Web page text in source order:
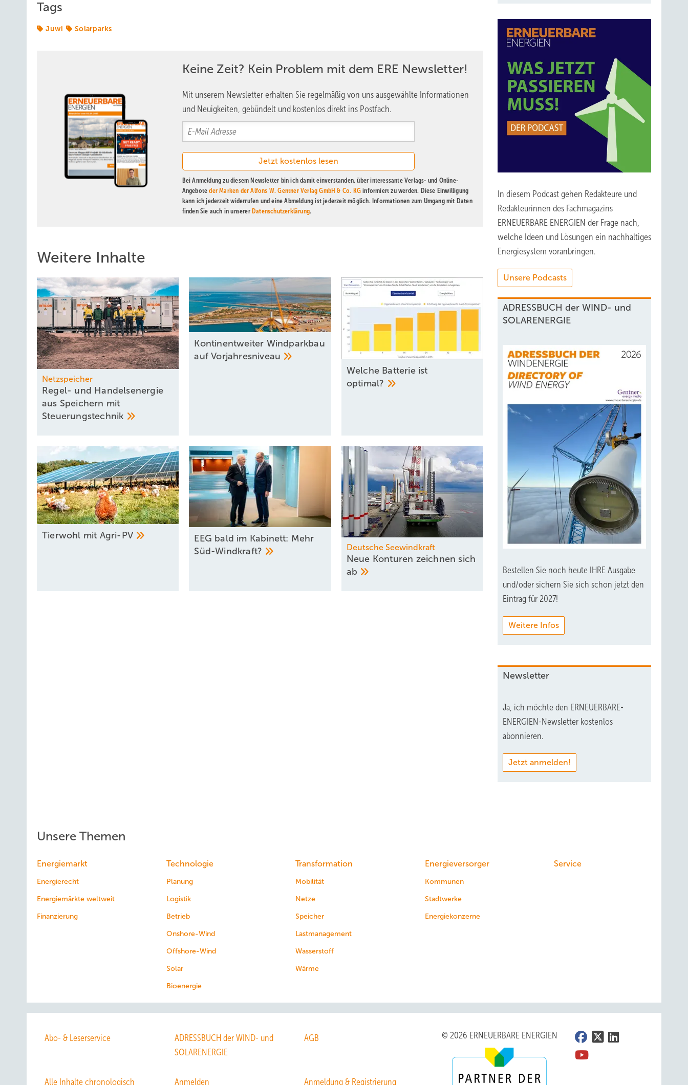
Tags
Juwi Solarparks
Keine Zeit? Kein Problem mit dem ERE Newsletter!
Mit unserem Newsletter erhalten Sie regelmäßig von uns ausgewählte Informationen
und Neuigkeiten, gebündelt und kostenlos direkt ins Postfach.
Bei Anmeldung zu diesem Newsletter bin ich damit einverstanden, über interessante Verlags- und Online-
Angeboteder Marken der Alfons W. Gentner Verlag GmbH & Co. KG informiert zu werden. Diese Einwilligung
kann ich jederzeit widerrufen und eine Abmeldung ist jederzeit möglich. Informationen zum Umgang mit Daten
finden Sie auch in unserer Datenschutzerklärung.
Weitere Inhalte
Netzspeicher
Regel- und Handels­energie
aus Speichern mit
Steuerungstechnik
Kontinentweiter Windparkbau
aufVorjahresniveau
Welche Batterie ist
optimal?
Tierwohl mit ­Agri-PV
EEG bald im Kabinett: Mehr
Süd-Windkraft?
Deutsche Seewindkraft
Neue Konturen zeichnen sich
ab
In diesem Podcast gehen Redakteure und
Redakteurinnen des Fachmagazins
ERNEUERBARE ENERGIEN der Frage nach,
welche Ideen und Lösungen ein nachhaltiges
Energiesystem voranbringen.
Unsere Podcasts
ADRESSBUCH der WIND- und
SOLARENERGIE
Bestellen Sie noch heute IHRE Ausgabe
und/oder sichern Sie sich schon jetzt den
Eintrag für 2027!
Weitere Infos
Newsletter
Ja, ich möchte den ERNEUERBARE-
ENERGIEN-Newsletter kostenlos
abonnieren.
Jetzt anmelden!
Unsere Themen
Energiemarkt
Energierecht
Energiemärkte weltweit
Finanzierung
Technologie
Planung
Logistik
Betrieb
Onshore-Wind
Offshore-Wind
Solar
Bioenergie
Transformation
Mobilität
Netze
Speicher
Lastmanagement
Wasserstoff
Wärme
Energieversorger
Kommunen
Stadtwerke
Energiekonzerne
Service
Abo- & Leserservice
ADRESSBUCH der WIND- und
SOLARENERGIE
AGB
Alle Inhalte chronologisch Anmelden Anmeldung & Registrierung
© 2026 ERNEUERBARE ENERGIEN